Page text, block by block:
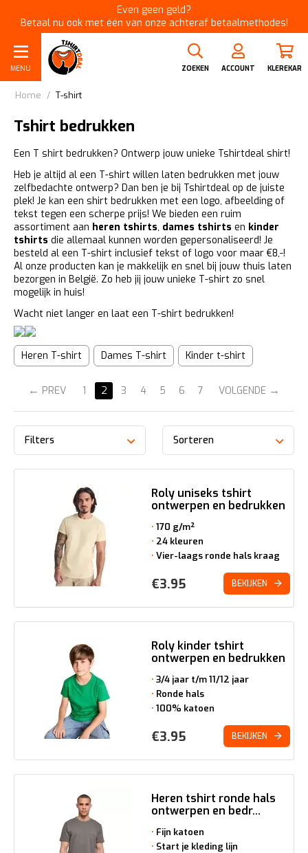
Even geen geld?
Betaal nu ook met één van onze achteraf betaalmethodes!
MENU ZOEKEN ACCOUNT KLEREKAR
Home / T-shirt
Tshirt bedrukken
Een T shirt bedrukken? Ontwerp jouw unieke Tshirtdeal shirt!
Heb je altijd al een T-shirt willen laten bedrukken met jouw
zelfbedachte ontwerp? Dan ben je bij Tshirtdeal op de juiste
plek! Je kan een shirt bedrukken met een logo, afbeelding of
tekst tegen een scherpe prijs! We bieden een ruim
assortiment aan heren tshirts, dames tshirts en kinder
tshirts die allemaal kunnen worden gepersonaliseerd! Je
besteld al een T-shirt inclusief tekst of logo voor maar €8,-!
Al onze producten kan je makkelijk en snel bij jouw thuis laten
bezorgen in België. Zo heb jij jouw unieke T-shirt zo snel
mogelijk in huis!
Wacht niet langer en laat een T-shirt bedrukken!
Heren T-shirt Dames T-shirt Kinder t-shirt
PREV 1 2 3 4 5 6 7 VOLGENDE
Sorteren
Filters
Roly uniseks tshirt
ontwerpen en bedrukken
170 g/m²
24 kleuren
Vier-laags ronde hals kraag
€3.95 BEKIJKEN
Roly kinder tshirt
ontwerpen en bedrukken
3/4 jaar t/m 11/12 jaar
Ronde hals
100% katoen
€3.95 BEKIJKEN
Heren tshirt ronde hals
ontwerpen en bedr...
Fijn katoen
Start je kleding lijn